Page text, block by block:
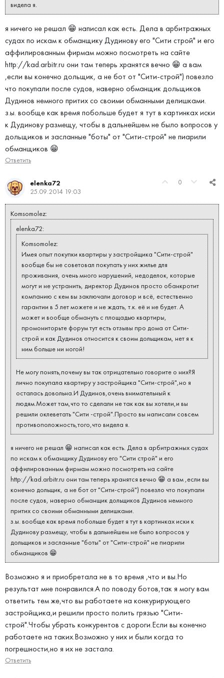
видела я.
я ничего не решал 😁 написал как есть. Дела в арбитражных
судах по искам к обманщику Дудинову его "Сити строй" и его
аффилированным фирмам можно посмотреть на сайте
http://kad.arbitr.ru они там теперь хранятся вечно 😁 а вам
,если вы конечно дольщик, а не бот от "Сити-строй") повезло
что покупали после судов, наверно обманщик дольщиков
Дудинов немного притих со своими обманными делишками.
з.ы. вообще как время побольше будет я тут в картинках иски
к Дудинову размещу, чтобы в дальнейшем не было вопросов у
дольщиков и засланные "боты" от "Сити-строй" не пиарили
обманщиков 😁
Ответить
0
elenka72
25.09.2014 19:03
Komsomolez:
elenka72:
Komsomolez:
Имея опыт покупки квартиры у застройщика "Сити-строй"
вообще бы не советовал покупать у них жилье для
проживания, очень много нарушений, недоделок, которые
могут и не устранить, директор Дудинов просто обанкротит
компанию с кем вы заключали договор и всё, естественно
гарантии в 5 лет можете и не ждать, т.к. её и не будет. А
может и вообще обмануть с площадью квартиры,
промониторьте форум тут есть отзывы про дома от Сити-
строй и как Дудинов относится к своим дольщикам, нет я к
ним больше ни ногой!
Не могу понять,почему вы так отрицательно говорите о них?Я
лично покупала квартиру у застройщика "Сити-строй",но я
осталась довольна.И Дудинов,очень внимательный к
людям.Может там,что то сделали не так как вы хотели,и вы
решили оклеветать "Сити -строй".Просто вы написали совсем
противоположность,того,что видела я.
я ничего не решал 😁 написал как есть. Дела в арбитражных судах
по искам к обманщику Дудинову его "Сити строй" и его
аффилированным фирмам можно посмотреть на сайте
http://kad.arbitr.ru они там теперь хранятся вечно 😁 а вам ,если вы
конечно дольщик, а не бот от "Сити-строй") повезло что покупали
после судов, наверно обманщик дольщиков Дудинов немного
притих со своими обманными делишками.
з.ы. вообще как время побольше будет я тут в картинках иски к
Дудинову размещу, чтобы в дальнейшем не было вопросов у
дольщиков и засланные "боты" от "Сити-строй" не пиарили
обманщиков 😁
Возможно я и приобретала не в то время ,что и вы.Но
результат мне понравился.А по поводу ботов,так я могу вам
ответить тем же,что вы работаете на конкурирующего
застройщика,и решили просто полить грязью "Сити-
строй".Чтобы убрать конкурентов с дороги.Если вы конечно
работаете на таких.Возможно у них и были когда то
погрешности,но я их не застала.
Ответить